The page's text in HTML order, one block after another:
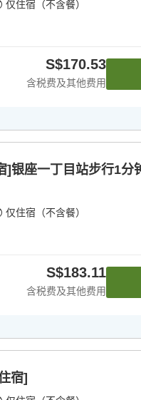
仅住宿（不含餐）
S$170.53
含税费及其他费用
]银座一丁目站步行1分
仅住宿（不含餐）
S$183.11
含税费及其他费用
宿]